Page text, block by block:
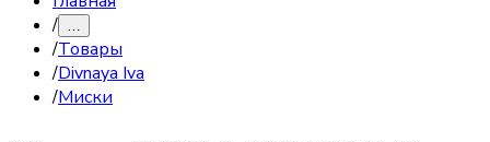
/ …
/Товары
/Divnaya Iva
/Миски